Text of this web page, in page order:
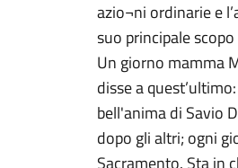
azio¬ni ordinarie e
suo principale
Un giorno mamma
disse a
bell'anima di Savio
dopo gli altri; ogni
Sacramento. Sta in